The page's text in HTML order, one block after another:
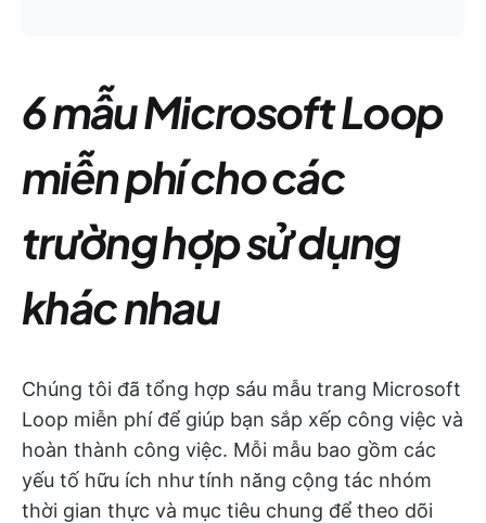
6 mẫu Microsoft Loop
miễn phí cho các
trường hợp sử dụng
khác nhau
Chúng tôi đã tổng hợp sáu mẫu trang Microsoft
Loop miễn phí để giúp bạn sắp xếp công việc và
hoàn thành công việc. Mỗi mẫu bao gồm các
yếu tố hữu ích như tính năng cộng tác nhóm
thời gian thực và mục tiêu chung để theo dõi